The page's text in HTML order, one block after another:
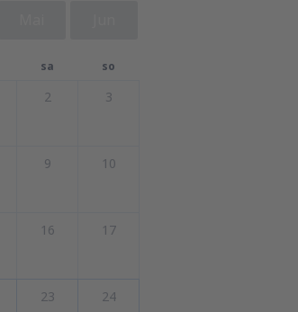
sa so
2 3
9 10
16 17
23 24